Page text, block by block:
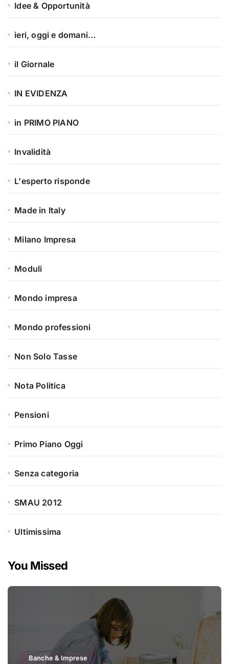
Idee & Opportunità
ieri, oggi e domani…
il Giornale
IN EVIDENZA
in PRIMO PIANO
Invalidità
L'esperto risponde
Made in Italy
Milano Impresa
Moduli
Mondo impresa
Mondo professioni
Non Solo Tasse
Nota Politica
Pensioni
Primo Piano Oggi
Senza categoria
SMAU 2012
Ultimissima
You Missed
Banche & Imprese